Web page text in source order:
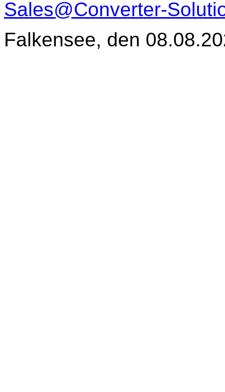
Sales@Converter-
Falkensee, den